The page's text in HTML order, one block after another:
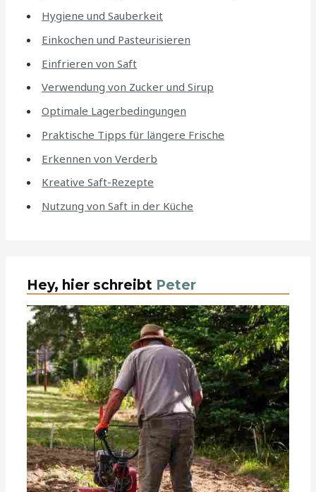
Hygiene und Sauberkeit
Einkochen und Pasteurisieren
Einfrieren von Saft
Verwendung von Zucker und Sirup
Optimale Lagerbedingungen
Praktische Tipps für längere Frische
Erkennen von Verderb
Kreative Saft-Rezepte
Nutzung von Saft in der Küche
Hey, hier schreibt Peter